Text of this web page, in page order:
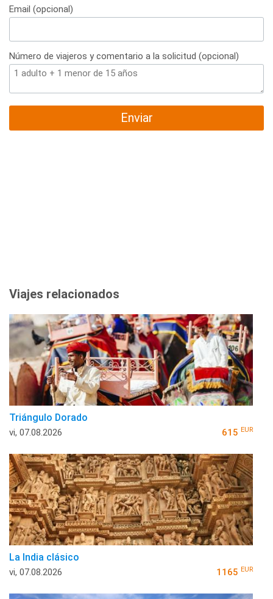
Email (opcional)
Número de viajeros y comentario a la solicitud (opcional)
Enviar
Viajes relacionados
Triángulo Dorado
vi, 07.08.2026 615 EUR
La India clásico
vi, 07.08.2026 1165 EUR